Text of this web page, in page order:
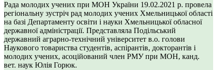
Рада молодих учених при МОН України 19.02.2021 р. провела
регіональну зустріч рад молодих учених Хмельницької області
на базі Департаменту освіти і науки Хмельницької обласної
державної адміністрації. Представляла Подільський
державний аграрно-технічний університет в.о. голови
Наукового товариства студентів, аспірантів, докторантів і
молодих учених, асоційований член РМУ при МОН, канд.
вет. наук Юлія Горюк.